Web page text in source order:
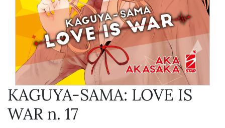
KAGUYA-SAMA: LOVE IS
WAR n. 17